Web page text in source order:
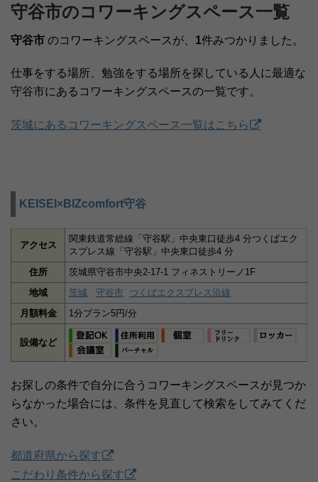
守谷市のコワーキングスペース一覧
守谷市 のコワーキングスペースが、 1件みつかりました。
仕事をする場所、勉強をする場所を探している人に最適な
守谷市にあるコワーキングスペースの一覧です。
茨城にあるコワーキングスペース一覧はこちら
KEISEI×BIZcomfort守谷
アクセス
関東鉄道常総線「守谷駅」中央東口徒歩4 分つくばエク
スプレス線「守谷駅」中央東口徒歩4 分
住所
茨城県守谷市中央2‐17-1 フィネストリーノ1F
地域
茨城 守谷市 つくばエクスプレス沿線
月額料金
1分プラン5円/分
設備など
お探しの条件で自分に合うコワーキングスペースが見つか
らなかった場合には、条件を見直して検索をしてみてくだ
さい。
都道府県から探す
こだわり条件から探す